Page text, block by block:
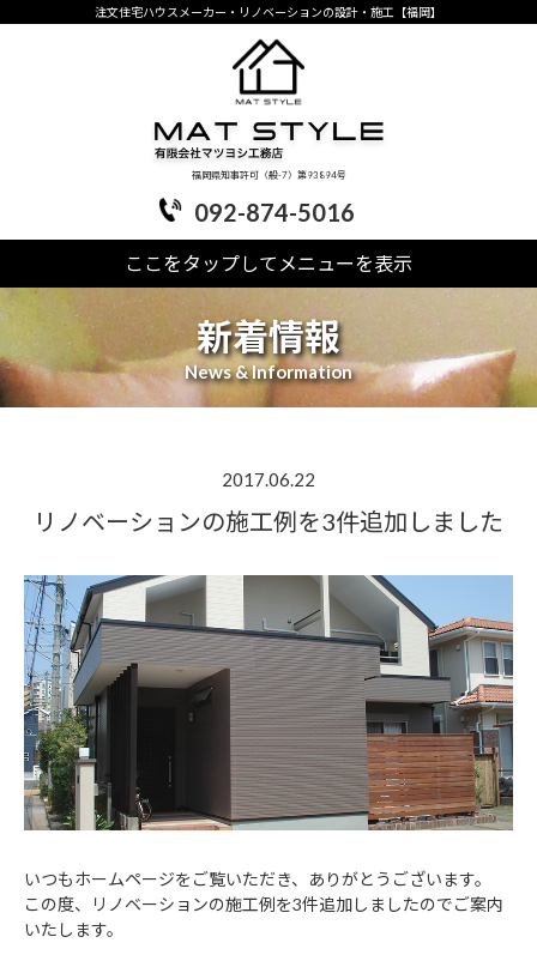
注文住宅ハウスメーカー・リノベーションの設計・施工【福岡】
福岡県知事許可（般-7）第93894号
092-874-5016
ここをタップしてメニューを表示
新着情報
News & Information
2017.06.22
リノベーションの施工例を3件追加しました
いつもホームページをご覧いただき、ありがとうございます。
この度、リノベーションの施工例を3件追加しましたのでご案内
いたします。